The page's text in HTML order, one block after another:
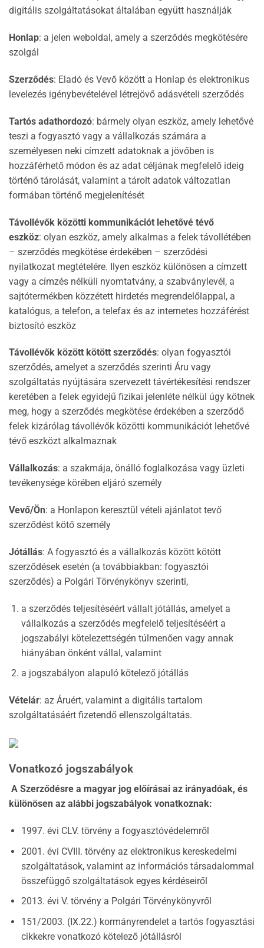
digitális szolgáltatásokat általában együtt használják
Honlap: a jelen weboldal, amely a szerződés megkötésére
szolgál
Szerződés: Eladó és Vevő között a Honlap és elektronikus
levelezés igénybevételével létrejövő adásvételi szerződés
Tartós adathordozó: bármely olyan eszköz, amely lehetővé
teszi a fogyasztó vagy a vállalkozás számára a
személyesen neki címzett adatoknak a jövőben is
hozzáférhető módon és az adat céljának megfelelő ideig
történő tárolását, valamint a tárolt adatok változatlan
formában történő megjelenítését
Távollévők közötti kommunikációt lehetővé tévő
eszköz: olyan eszköz, amely alkalmas a felek távollétében
– szerződés megkötése érdekében – szerződési
nyilatkozat megtételére. Ilyen eszköz különösen a címzett
vagy a címzés nélküli nyomtatvány, a szabványlevél, a
sajtótermékben közzétett hirdetés megrendelőlappal, a
katalógus, a telefon, a telefax és az internetes hozzáférést
biztosító eszköz
Távollévők között kötött szerződés: olyan fogyasztói
szerződés, amelyet a szerződés szerinti Áru vagy
szolgáltatás nyújtására szervezett távértékesítési rendszer
keretében a felek egyidejű fizikai jelenléte nélkül úgy kötnek
meg, hogy a szerződés megkötése érdekében a szerződő
felek kizárólag távollévők közötti kommunikációt lehetővé
tévő eszközt alkalmaznak
Vállalkozás: a szakmája, önálló foglalkozása vagy üzleti
tevékenysége körében eljáró személy
Vevő/Ön: a Honlapon keresztül vételi ajánlatot tevő
szerződést kötő személy
Jótállás: A fogyasztó és a vállalkozás között kötött
szerződések esetén (a továbbiakban: fogyasztói
szerződés) a Polgári Törvénykönyv szerinti,
a szerződés teljesítéséért vállalt jótállás, amelyet a
vállalkozás a szerződés megfelelő teljesítéséért a
jogszabályi kötelezettségén túlmenően vagy annak
hiányában önként vállal, valamint
a jogszabályon alapuló kötelező jótállás
Vételár: az Áruért, valamint a digitális tartalom
szolgáltatásáért fizetendő ellenszolgáltatás.
Vonatkozó jogszabályok
A Szerződésre a magyar jog előírásai az irányadóak, és
különösen az alábbi jogszabályok vonatkoznak:
1997. évi CLV. törvény a fogyasztóvédelemről
2001. évi CVIII. törvény az elektronikus kereskedelmi
szolgáltatások, valamint az információs társadalommal
összefüggő szolgáltatások egyes kérdéseiről
2013. évi V. törvény a Polgári Törvénykönyvről
151/2003. (IX.22.) kormányrendelet a tartós fogyasztási
cikkekre vonatkozó kötelező jótállásról